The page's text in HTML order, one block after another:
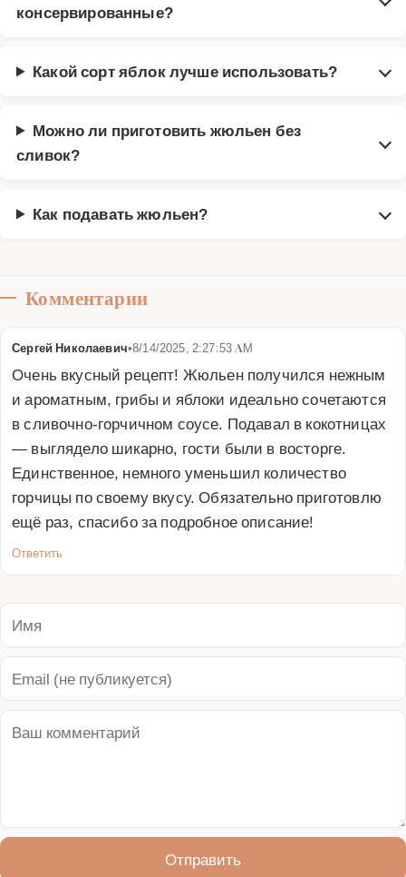
консервированные?
Какой сорт яблок лучше использовать?
Можно ли приготовить жюльен без
сливок?
Как подавать жюльен?
Комментарии
Сергей Николаевич•8/14/2025, 2:27:53 AM
Очень вкусный рецепт! Жюльен получился нежным
и ароматным, грибы и яблоки идеально сочетаются
в сливочно-горчичном соусе. Подавал в кокотницах
— выглядело шикарно, гости были в восторге.
Единственное, немного уменьшил количество
горчицы по своему вкусу. Обязательно приготовлю
ещё раз, спасибо за подробное описание!
Ответить
Отправить